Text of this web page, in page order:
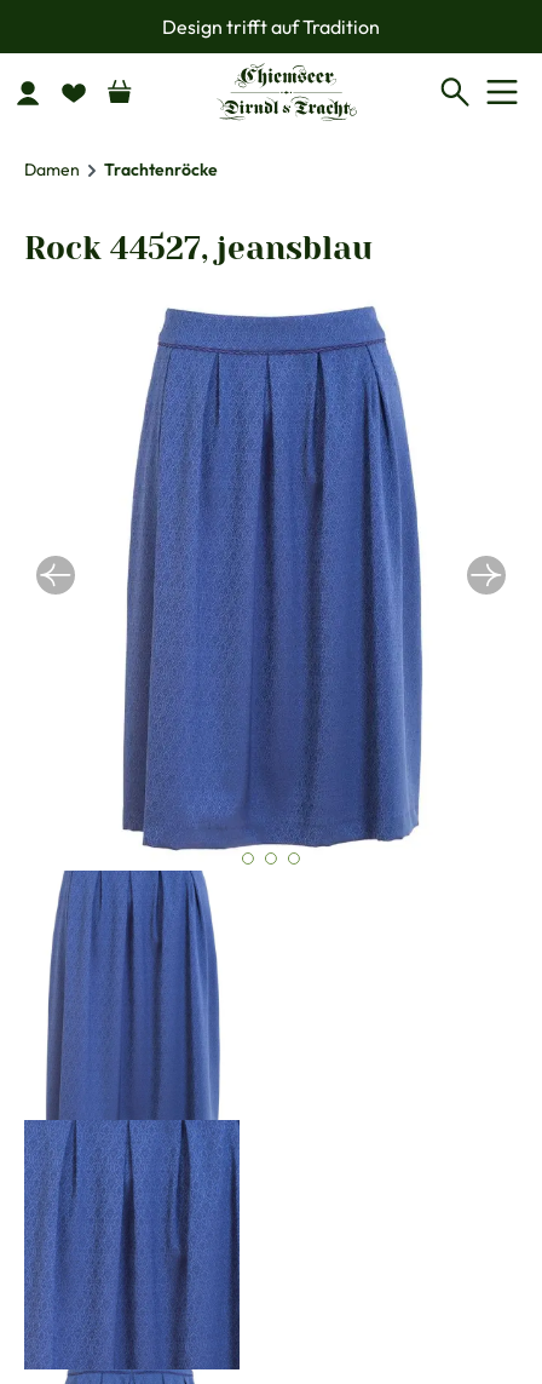
Zum Hauptinhalt springenDesign trifft auf Tradition
Damen Trachtenröcke
Rock 44527, jeansblau